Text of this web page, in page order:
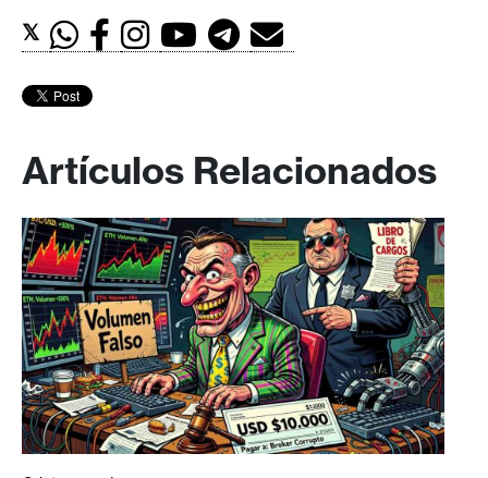
𝕏
Artículos Relacionados